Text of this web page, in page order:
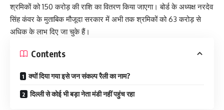
श्रमिकों को 150 करोड़ की राशि का वितरण किया जाएगा। बोर्ड के अध्यक्ष नरदेव
सिंह कंवर के मुताबिक मौजूदा सरकार में अभी तक श्रमिकों को 63 करोड़ से
अधिक के लाभ दिए जा चुके हैं।
Contents
क्यों दिया गया इसे जन संकल्प रैली का नाम?
दिल्ली से कोई भी बड़ा नेता मंडी नहीं पहुंच रहा